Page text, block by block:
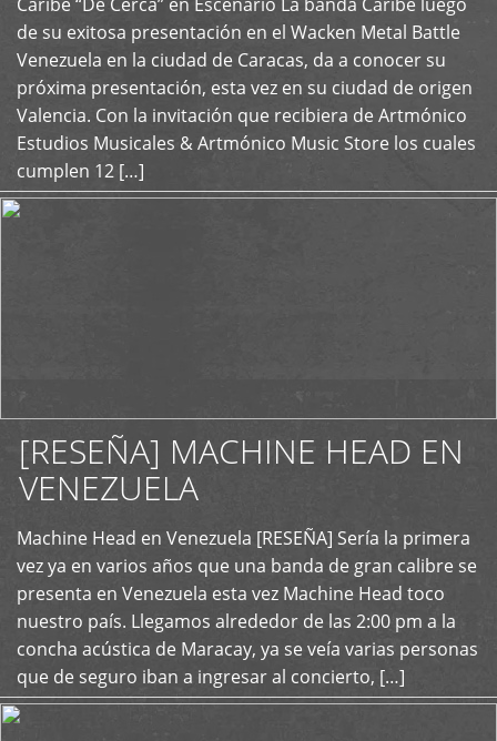
de su exitosa presentación en el Wacken Metal Battle
Venezuela en la ciudad de Caracas, da a conocer su
próxima presentación, esta vez en su ciudad de origen
Valencia. Con la invitación que recibiera de Artmónico
Estudios Musicales & Artmónico Music Store los cuales
cumplen 12 […]
+
[RESEÑA] MACHINE HEAD EN
VENEZUELA
Machine Head en Venezuela [RESEÑA] Sería la primera
vez ya en varios años que una banda de gran calibre se
presenta en Venezuela esta vez Machine Head toco
nuestro país. Llegamos alrededor de las 2:00 pm a la
concha acústica de Maracay, ya se veía varias personas
que de seguro iban a ingresar al concierto, […]
+